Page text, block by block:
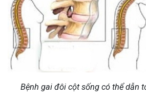
Bệnh gai đôi cột sống có thể dẫn